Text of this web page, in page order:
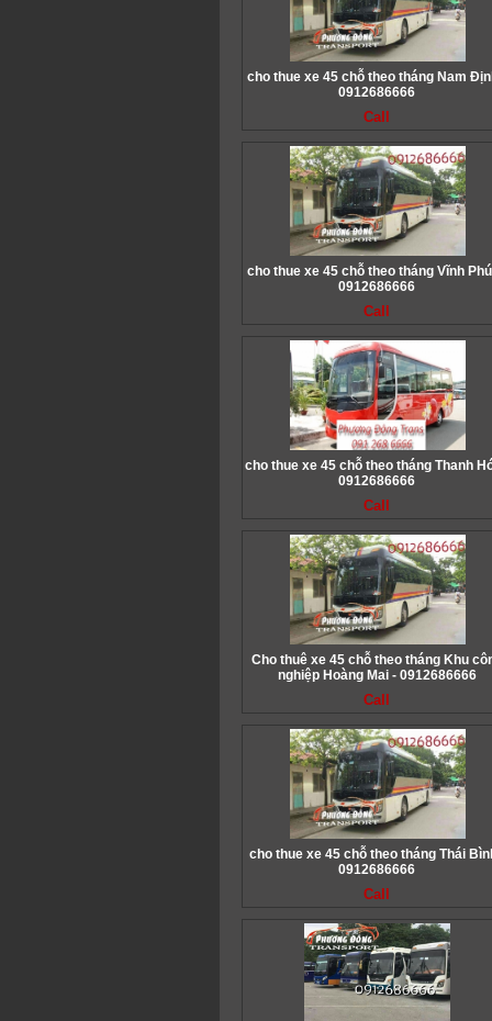
cho thue xe 45 chỗ theo tháng Nam
0912686666
Call
cho thue xe 45 chỗ theo tháng Vĩnh
0912686666
Call
cho thue xe 45 chỗ theo tháng Thanh
0912686666
Call
Cho thuê xe 45 chỗ theo tháng Khu
nghiệp Hoàng Mai - 0912686666
Call
cho thue xe 45 chỗ theo tháng Thái
0912686666
Call